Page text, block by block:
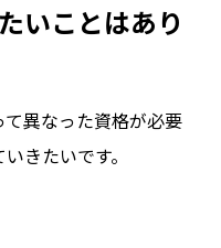
いことはあり
異なった資格が必要
きたいです。